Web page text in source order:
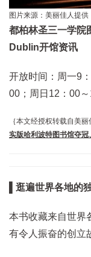
图片来源：美丽佳人提供
都柏林圣三一学
Dublin开馆资讯
开放时间：周一9
00；周日12：00
｛本文经授权转载自美丽
实版哈利波特图书馆夺
▌逛遍世界各地的
本书收藏来自世界
有令人振奋的创立